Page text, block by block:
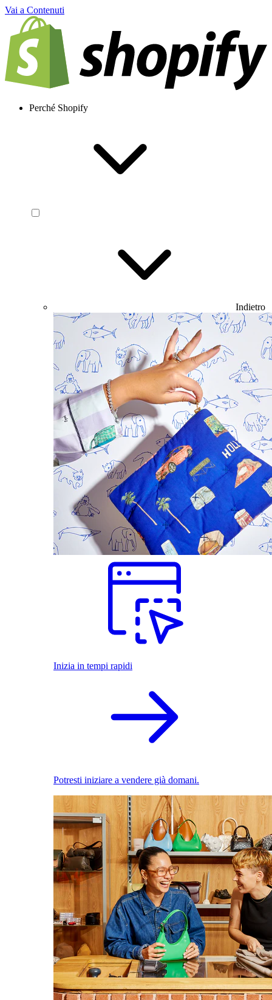
Vai a Contenuti
Perché Shopify
Indietro
Inizia in tempi rapidi
Potresti iniziare a vendere già domani.